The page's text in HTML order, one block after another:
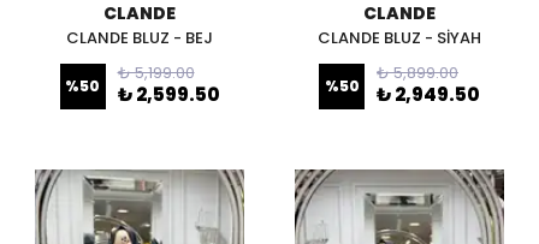
CLANDE
CLANDE BLUZ - BEJ
%50
₺ 5,199.00
₺ 2,599.50
CLANDE
CLANDE BLUZ - SİYAH
%50
₺ 5,899.00
₺ 2,949.50